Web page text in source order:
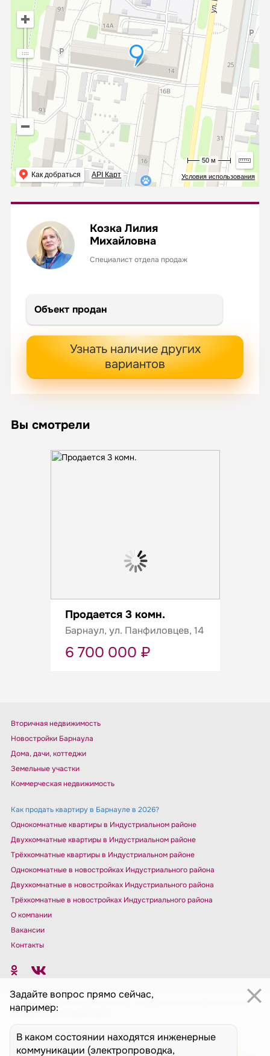
Козка Лилия
Михайловна
Специалист отдела продаж
Объект продан
Узнать наличие других
вариантов
Условия использования
Как добраться API Карт
50 м
Вы смотрели
Продается 3 комн.
Барнаул, ул. Панфиловцев, 14
6 700 000 ₽
Задайте вопрос прямо сейчас,
например:
Вторичная недвижимость
Новостройки Барнаула
Дома, дачи, коттеджи
Земельные участки
Коммерческая недвижимость
Как продать квартиру в Барнауле в 2026?
Однокомнатные квартиры в Индустриальном районе
Двухкомнатные квартиры в Индустриальном районе
Трёхкомнатные квартиры в Индустриальном районе
Однокомнатные в новостройках Индустриального района
Двухкомнатные в новостройках Индустриального района
Трёхкомнатные в новостройках Индустриального района
О компании
Вакансии
Контакты
© 2014–2026 «Миэль в Барнауле». При использовании материалов
ссылка на сайт обязательна
Сайт сделан VT Digital